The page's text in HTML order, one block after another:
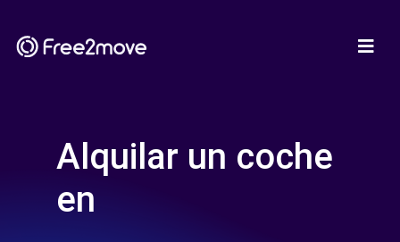
Alquilar un coche
en